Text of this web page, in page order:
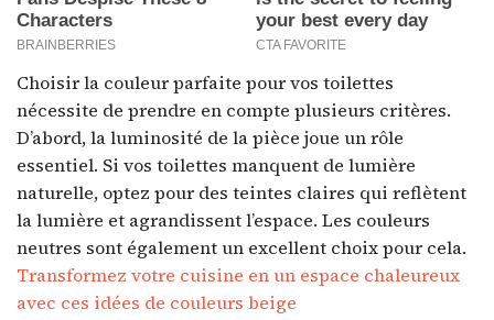
Choisir la couleur parfaite pour vos toilettes
nécessite de prendre en compte plusieurs critères.
D’abord, la luminosité de la pièce joue un rôle
essentiel. Si vos toilettes manquent de lumière
naturelle, optez pour des teintes claires qui reflètent
la lumière et agrandissent l’espace. Les couleurs
neutres sont également un excellent choix pour cela.
Transformez votre cuisine en un espace chaleureux
avec ces idées de couleurs beige